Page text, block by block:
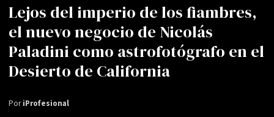
Lejos del imperio de los fiambres,
el nuevo negocio de Nicolás
Paladini como astrofotógrafo en el
Desierto de California
PoriProfesional